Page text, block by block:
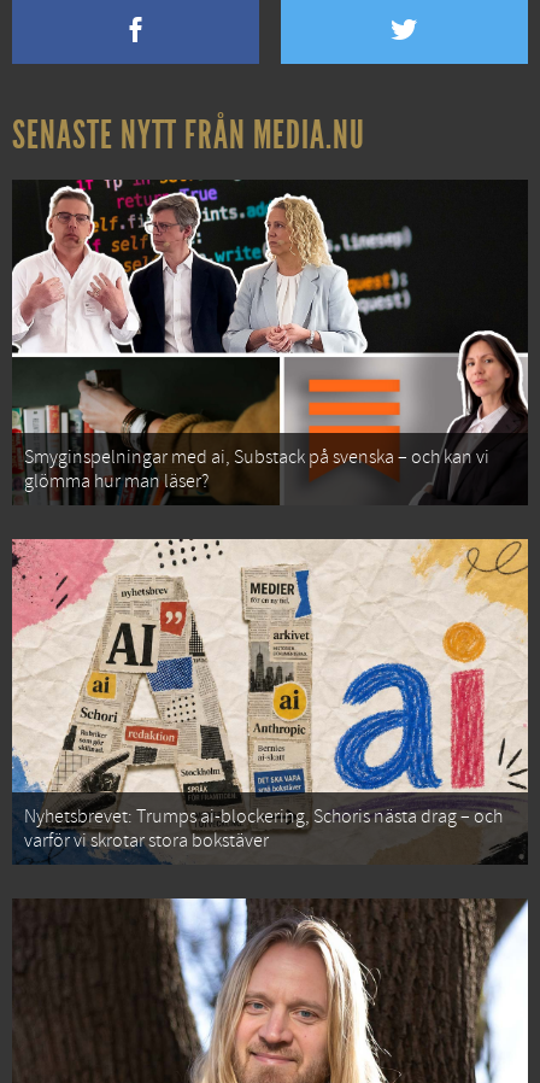
SENASTE NYTT FRÅN MEDIA.NU
Smyginspelningar med ai, Substack på svenska – och kan vi
glömma hur man läser?
Nyhetsbrevet: Trumps ai-blockering, Schoris nästa drag – och
varför vi skrotar stora bokstäver